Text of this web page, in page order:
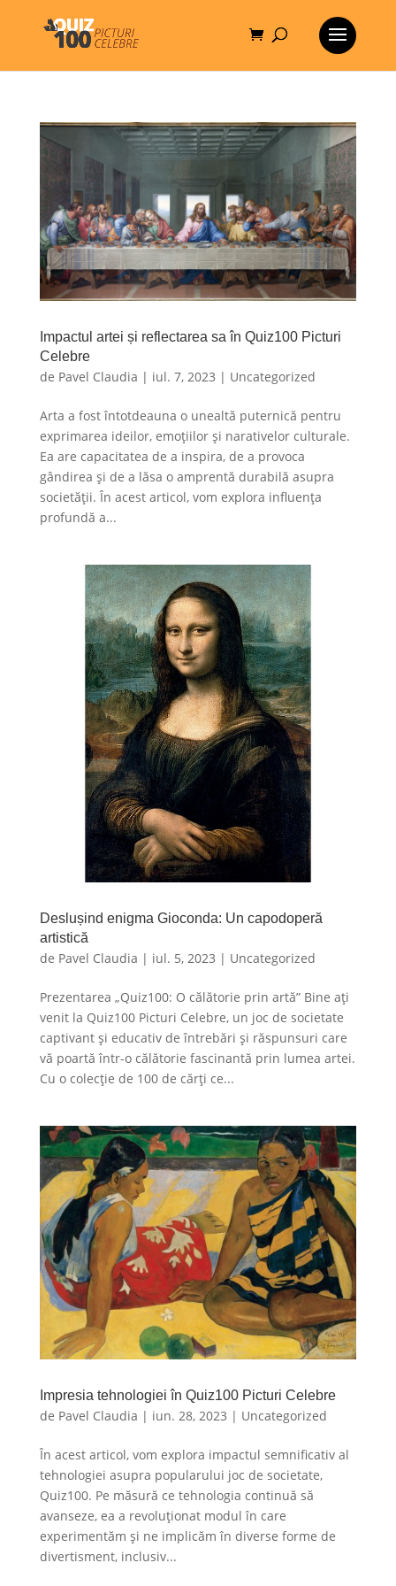
Impactul artei și reflectarea sa în Quiz100 Picturi
Celebre
de Pavel Claudia | iul. 7, 2023 | Uncategorized
Arta a fost întotdeauna o unealtă puternică pentru
exprimarea ideilor, emoțiilor și narativelor culturale.
Ea are capacitatea de a inspira, de a provoca
gândirea și de a lăsa o amprentă durabilă asupra
societății. În acest articol, vom explora influența
profundă a...
Deslușind enigma Gioconda: Un capodoperă
artistică
de Pavel Claudia | iul. 5, 2023 | Uncategorized
Prezentarea „Quiz100: O călătorie prin artă” Bine ați
venit la Quiz100 Picturi Celebre, un joc de societate
captivant și educativ de întrebări și răspunsuri care
vă poartă într-o călătorie fascinantă prin lumea artei.
Cu o colecție de 100 de cărți ce...
Impresia tehnologiei în Quiz100 Picturi Celebre
de Pavel Claudia | iun. 28, 2023 | Uncategorized
În acest articol, vom explora impactul semnificativ al
tehnologiei asupra popularului joc de societate,
Quiz100. Pe măsură ce tehnologia continuă să
avanseze, ea a revoluționat modul în care
experimentăm și ne implicăm în diverse forme de
divertisment, inclusiv...